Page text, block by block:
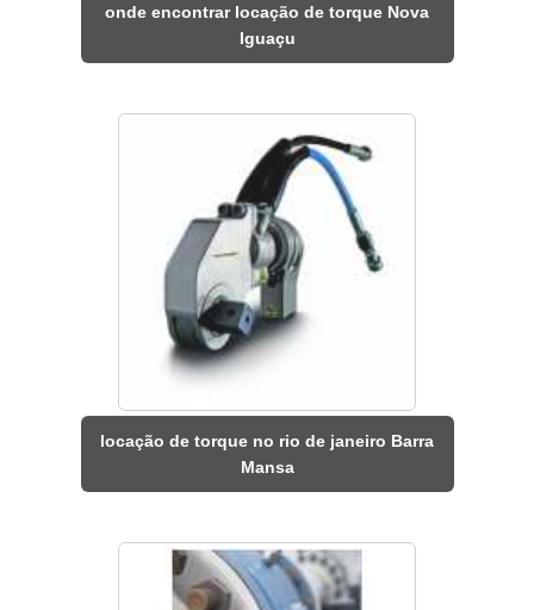
onde encontrar locação de torque Nova
Iguaçu
locação de torque no rio de janeiro Barra
Mansa